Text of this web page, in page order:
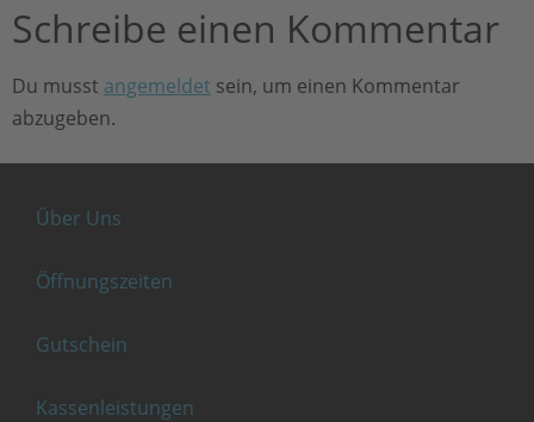
Schreibe einen Kommentar
Du musst angemeldet sein, um einen Kommentar
abzugeben.
Über Uns
Öffnungszeiten
Gutschein
Kassenleistungen